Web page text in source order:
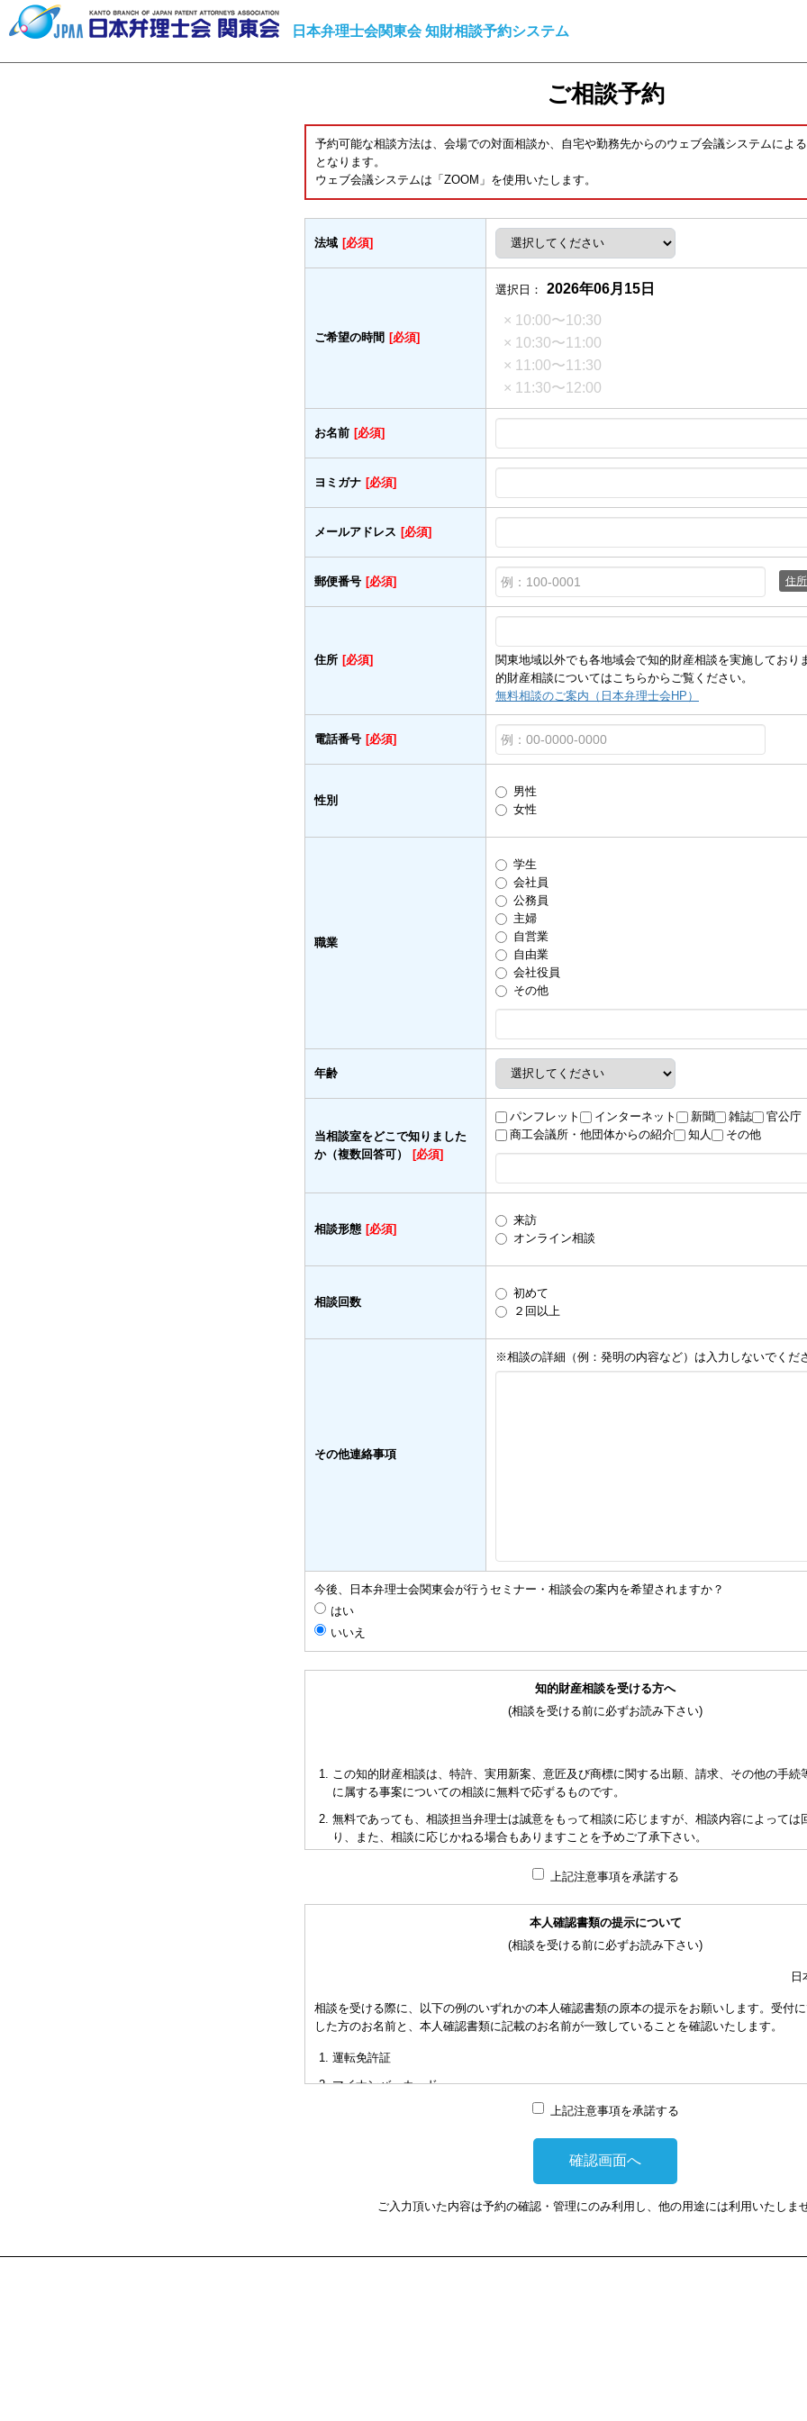
日本弁理士会関東会 知財相談予約システム
ご相談予約
予約可能な相談方法は、会場での対面相談か、自宅や勤務先からのウェブ会議システムによ
となります。
ウェブ会議システムは「ZOOM」を使用いたします。
法域 [必須]
ご希望の時間 [必須]
選択日： 2026年06月15日
× 10:00〜10:30
× 10:30〜11:00
× 11:00〜11:30
× 11:30〜12:00
お名前 [必須]
ヨミガナ [必須]
メールアドレス [必須]
郵便番号 [必須] 住
住所 [必須]
関東地域以外でも各地域会で知的財産相談を実施しており
的財産相談についてはこちらからご覧ください。
無料相談のご案内（日本弁理士会HP）
電話番号 [必須]
性別
男性
女性
職業
学生
会社員
公務員
主婦
自営業
自由業
会社役員
その他
年齢
当相談室をどこで知りました
か（複数回答可）
[必須]
パンフレット インターネット 新聞 雑誌
官公庁
商工会議所・他団体からの紹介
知人 その他
相談形態 [必須]
来訪
オンライン相談
相談回数
初めて
２回以上
その他連絡事項
※相談の詳細（例：発明の内容など）は入力しないでくだ
今後、日本弁理士会関東会が行うセミナー・相談会の案内を希望されますか？
はい
いいえ
知的財産相談を受ける方へ
(相談を受ける前に必ずお読み下さい)
この知的財産相談は、特許、実用新案、意匠及び商標に関する出願、請求、その他の手続
に属する事案についての相談に無料で応ずるものです。
無料であっても、相談担当弁理士は誠意をもって相談に応じますが、相談内容によっては
り、また、相談に応じかねる場合もありますことを予めご了承下さい。
も当会も法的責任を負うものではないことを予めご了承下さい。
多くの相談に応ずるため、相談時間には限度がありますことをご承知おき下さい。（原則
お申し出により、相談担当弁理士に対して調査、出願等の相談事案を依頼された場合には
として有料となります。また、その場合は、依頼者と弁理士個人との関係となり、当会は
弁理士の報酬額は、当事者の合意によります。金額は、事件の難易度によって、また、特
異なりますので、詳細は特許事務所にお尋ね下さい。
た不利益または損害に対して、当会は、一切の責任を負い兼ねます。この点あらかじめご
上記注意事項を承諾する
本人確認書類の提示について
(相談を受ける前に必ずお読み下さい)
日
相談を受ける際に、以下の例のいずれかの本人確認書類の原本の提示をお願いします。受付
した方のお名前と、本人確認書類に記載のお名前が一致していることを確認いたします。
運転免許証
マイナンバーカード
本人確認書類を提示頂けない場合は、相談を受けることができません。
上記注意事項を承諾する
ご入力頂いた内容は予約の確認・管理にのみ利用し、他の用途には利用いたしま